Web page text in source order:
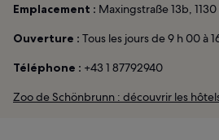
Emplacement : Maxingstraße 13b,
Ouverture : Tous les jours de 9 h 00 à
Téléphone : +43 1 87792940
Zoo de Schönbrunn : découvrir les